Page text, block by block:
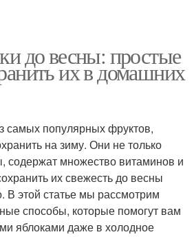
до весны: простые
их в домашних
самых популярных фруктов,
на зиму. Они не только
содержат множество витаминов и
их свежесть до весны
В этой статье мы рассмотрим
способы, которые помогут вам
яблоками даже в холодное